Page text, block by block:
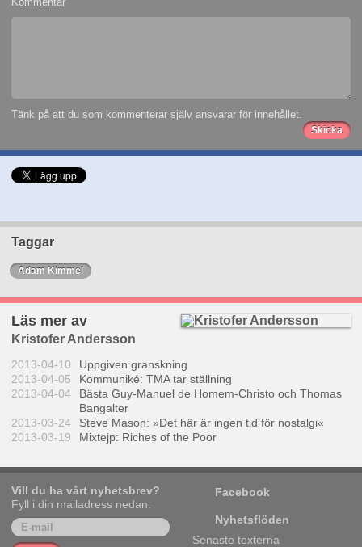
Tänk på att du som kommenterar själv ansvarar för innehållet.
Taggar
Adam Kimmel
Läs mer av
Kristofer Andersson
2013-04-10
Uppgiven granskning
2013-04-05
Kommuniké: TMA tar ställning
2013-04-04
Bästa Guy-Manuel de Homem-Christo och Thomas
Bangalter
2013-03-24
Steve Mason: »Det här är ingen tid för nostalgi«
2013-03-19
Mixtejp: Riches of the Poor
Vill du ha vårt nyhetsbrev?
Fyll i din mailadress nedan.
Facebook
Nyhetsflöden
Senaste texterna